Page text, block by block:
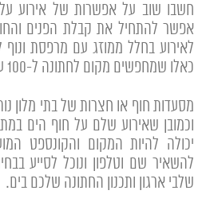
חשבו שוב על אפשרות של אירוע על
אפשר להתחיל את קבלת הפנים
לאירוע בחלל ממוזג עם מרפסת
כאלו שמחפשים מקום לחתונה ל-100 עד 350 אורחים.
מסעדות חוף או חצרות של בתי מלון
וכמובן שאירוע שלם על חוף הים
יכולה להיות המקום והקונספט
להשאיר שם וטלפון ונוכל לסייע
שלבי ארגון ותכנון החתונה שלכם בים.